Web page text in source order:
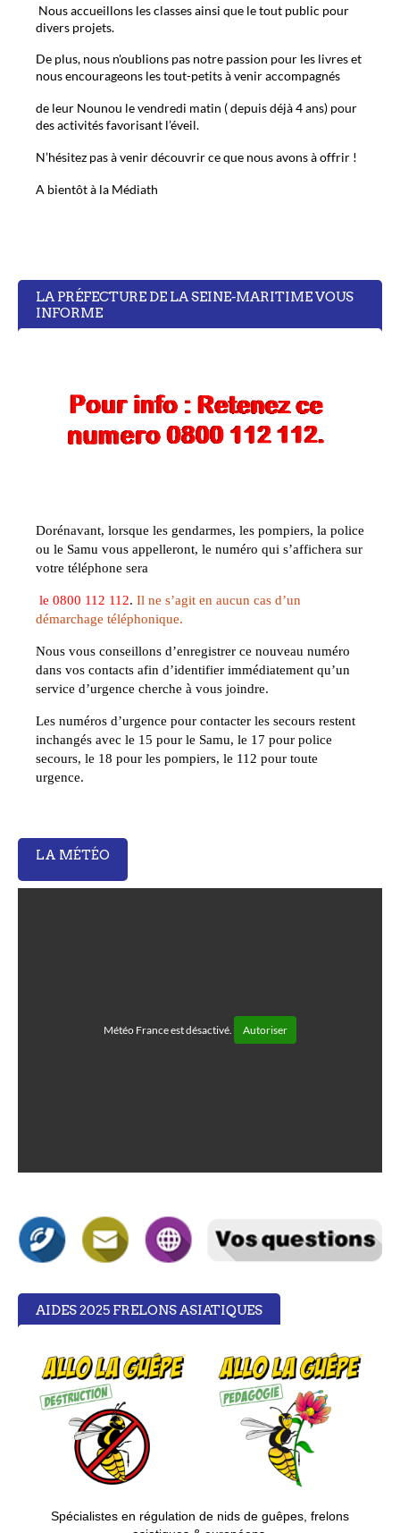
Nous accueillons les classes ainsi que le tout public pour
divers projets.
De plus, nous n'oublions pas notre passion pour les livres et
nous encourageons les tout-petits à venir accompagnés
de leur Nounou le vendredi matin ( depuis déjà 4 ans) pour
des activités favorisant l’éveil.
N’hésitez pas à venir découvrir ce que nous avons à offrir !
A bientôt à la Médiath
LA PRÉFECTURE DE LA SEINE-MARITIME VOUS
INFORME
Dorénavant, lorsque les gendarmes, les pompiers, la police
ou le Samu vous appelleront, le numéro qui s’affichera sur
votre téléphone sera
le 0800 112 112. Il ne s’agit en aucun cas d’un
démarchage téléphonique.
Nous vous conseillons d’enregistrer ce nouveau numéro
dans vos contacts afin d’identifier immédiatement qu’un
service d’urgence cherche à vous joindre.
Les numéros d’urgence pour contacter les secours restent
inchangés avec le 15 pour le Samu, le 17 pour police
secours, le 18 pour les pompiers, le 112 pour toute
urgence.
LA MÉTÉO
Météo France est désactivé. Autoriser
AIDES 2025 FRELONS ASIATIQUES
Spécialistes en régulation de nids de guêpes, frelons